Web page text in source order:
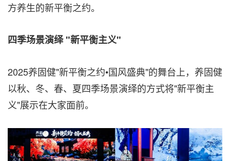
方养生的新平衡之约。
四季场景演绎 "新平衡主义"
2025养固健"新平衡之约•国风盛典"的舞台上，养固健
以秋、冬、春、夏四季场景演绎的方式将"新平衡主
义"展示在大家面前。